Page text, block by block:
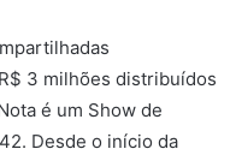
3 milhões distribuídos
é um Show de
Desde o início da